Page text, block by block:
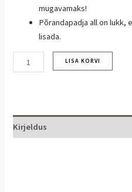
mugavamaks!
Põrandapadja all on lukk,
lisada.
LISA KORVI
Kirjeldus